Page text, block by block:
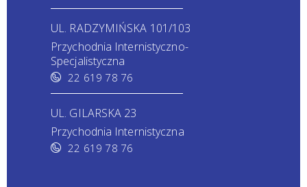
UL. RADZYMIŃSKA 101/103
Przychodnia Internistyczno-
Specjalistyczna
22 619 78 76
UL. GILARSKA 23
Przychodnia Internistyczna
22 619 78 76